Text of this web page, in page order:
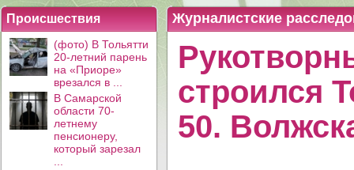
Происшествия
(фото) В Тольятти
20-летний парень
на «Приоре»
врезался в ...
В Самарской
области 70-
летнему
пенсионеру,
который зарезал
Журналистские
строился
50.